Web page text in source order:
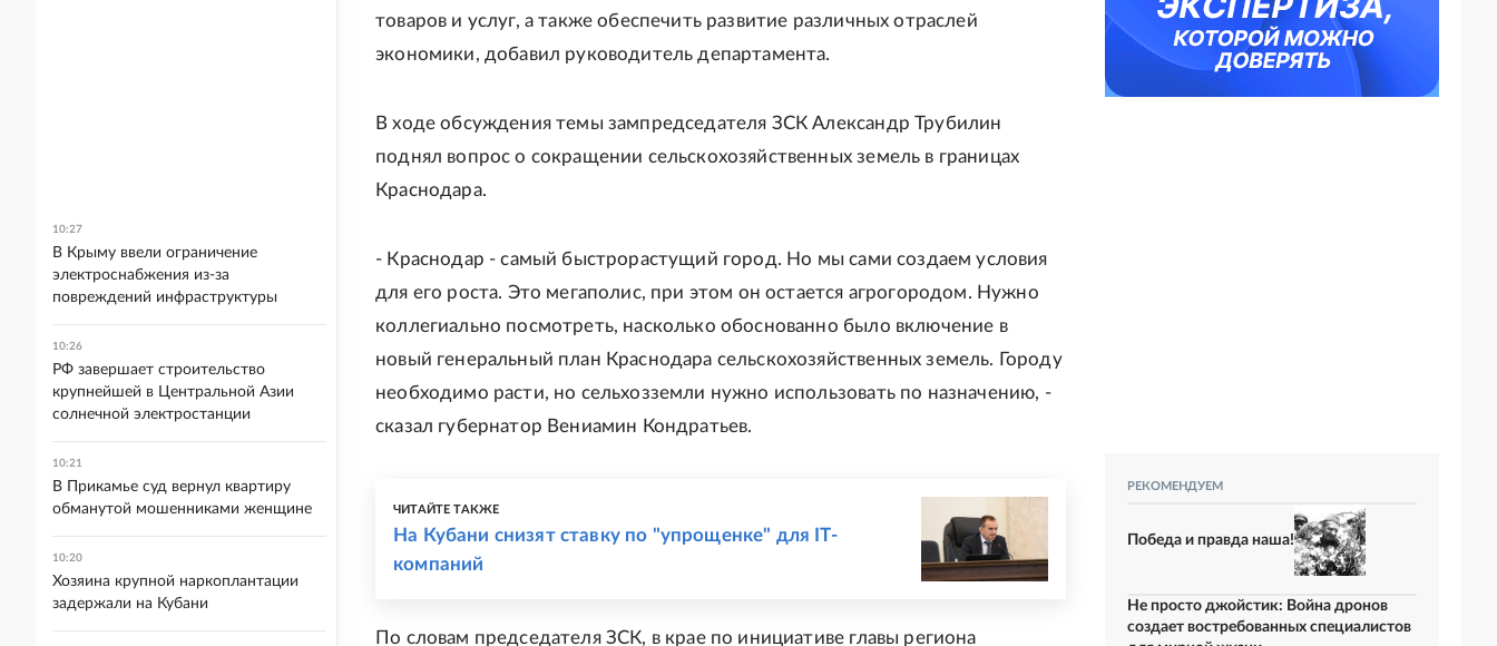
товаров и услуг, а также обеспечить развитие различных отраслей
экономики, добавил руководитель департамента.
В ходе обсуждения темы зампредседателя ЗСК Александр Трубилин
поднял вопрос о сокращении сельскохозяйственных земель в границах
Краснодара.
- Краснодар - самый быстрорастущий город. Но мы сами создаем условия
для его роста. Это мегаполис, при этом он остается агрогородом. Нужно
коллегиально посмотреть, насколько обоснованно было включение в
новый генеральный план Краснодара сельскохозяйственных земель. Городу
необходимо расти, но сельхозземли нужно использовать по назначению, -
сказал губернатор Вениамин Кондратьев.
ЧИТАЙТЕ ТАКЖЕ
На Кубани снизят ставку по "упрощенке" для IT-
компаний
По словам председателя ЗСК, в крае по инициативе главы региона
РЕКОМЕНДУЕМ
Победа и правда наша!
Не просто джойстик: Война дронов
создает востребованных специалистов
10:27
В Крыму ввели ограничение
электроснабжения из-за
повреждений инфраструктуры
10:26
РФ завершает строительство
крупнейшей в Центральной Азии
солнечной электростанции
10:21
В Прикамье суд вернул квартиру
обманутой мошенниками женщине
10:20
Хозяина крупной наркоплантации
задержали на Кубани